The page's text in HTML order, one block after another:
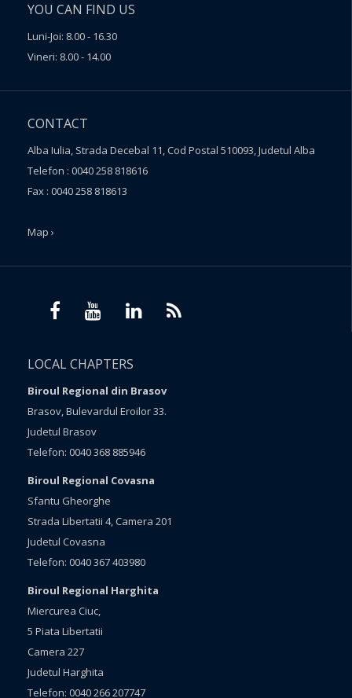
YOU CAN FIND US
Luni-Joi: 8.00 - 16.30
Vineri: 8.00 - 14.00
CONTACT
Alba Iulia, Strada Decebal 11, Cod Postal 510093, Judetul Alba
Telefon : 0040 258 818616
Fax : 0040 258 818613
Map ›
LOCAL CHAPTERS
Biroul Regional din Brasov
Brasov, Bulevardul Eroilor 33.
Judetul Brasov
Telefon: 0040 368 885946
Biroul Regional Covasna
Sfantu Gheorghe
Strada Libertatii 4, Camera 201
Judetul Covasna
Telefon: 0040 367 403980
Biroul Regional Harghita
Miercurea Ciuc,
5 Piata Libertatii
Camera 227
Judetul Harghita
Telefon: 0040 266 207747